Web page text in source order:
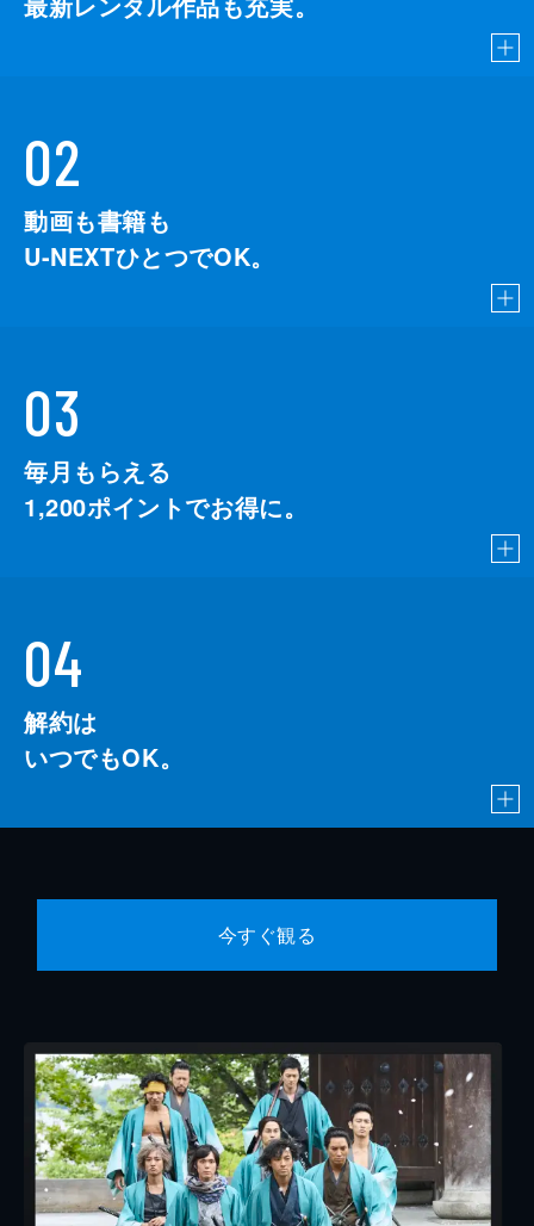
02
動画も書籍も
U-NEXTひとつでOK。
03
毎月もらえる
1,200ポイントでお得に。
04
解約は
いつでもOK。
今すぐ観る